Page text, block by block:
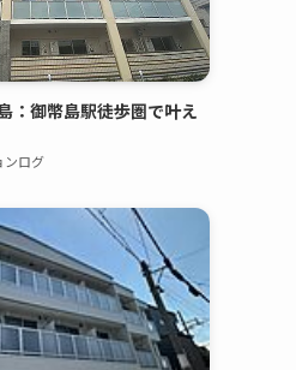
：御幣島駅徒歩圏で叶え
ンログ